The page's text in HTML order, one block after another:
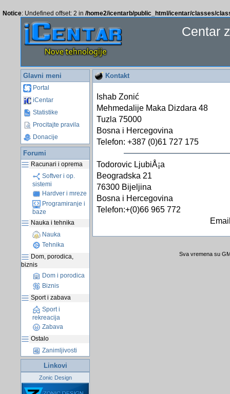
Notice: Undefined offset: 2 in /home2/icentarb/public_html/icentar/classes/
Centar
Glavni meni
Portal
iCentar
Statistike
Procitajte pravila
Donacije
Forumi
Racunari i oprema
Softver i op.
sistemi
Hardver i mreze
Programiranje i
baze
Nauka i tehnika
Nauka
Tehnika
Dom, porodica,
biznis
Dom i porodica
Biznis
Sport i zabava
Sport i
rekreacija
Zabava
Ostalo
Zanimljivosti
Linkovi
Zonic Design
Kontakt
Ishab Zonić
Mehmedalije Maka Dizdara 48
Tuzla 75000
Bosna i Hercegovina
Telefon: +387 (0)61 727 175
Todorovic LjubiÅ¡a
Beogradska 21
76300 Bijeljina
Bosna i Hercegovina
Telefon:+(0)66 965 772
Sva vremena su